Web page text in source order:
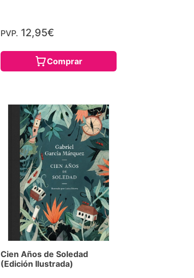
PVP. 12,95€
Comprar
Cien Años de Soledad
(Edición Ilustrada)